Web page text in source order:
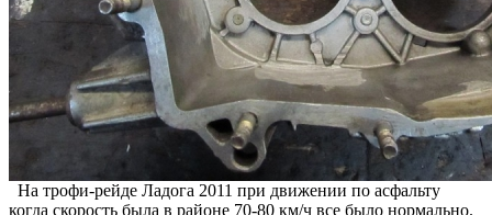
На трофи-рейде Ладога 2011 при движении по асфальту
когда скорость была в районе 70-80 км/ч все было нормально.